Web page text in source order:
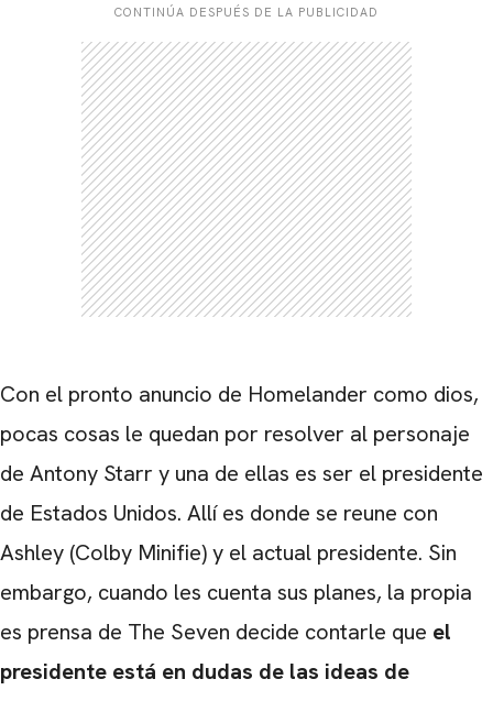
CONTINÚA DESPUÉS DE LA PUBLICIDAD
Con el pronto anuncio de Homelander como dios,
pocas cosas le quedan por resolver al personaje
de Antony Starr y una de ellas es ser el presidente
de Estados Unidos. Allí es donde se reune con
Ashley (Colby Minifie) y el actual presidente. Sin
embargo, cuando les cuenta sus planes, la propia
es prensa de The Seven decide contarle que el
presidente está en dudas de las ideas de